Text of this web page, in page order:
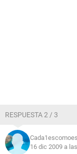
RESPUESTA 2 / 3
Cada1escomoes
16 dic 2009 a